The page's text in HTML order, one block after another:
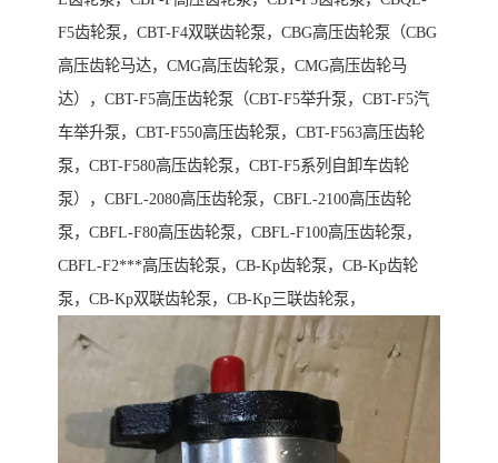
F5齿轮泵，CBT-F4双联齿轮泵，CBG高压齿轮泵（CBG
高压齿轮马达，CMG高压齿轮泵，CMG高压齿轮马
达），CBT-F5高压齿轮泵（CBT-F5举升泵，CBT-F5汽
车举升泵，CBT-F550高压齿轮泵，CBT-F563高压齿轮
泵，CBT-F580高压齿轮泵，CBT-F5系列自卸车齿轮
泵），CBFL-2080高压齿轮泵，CBFL-2100高压齿轮
泵，CBFL-F80高压齿轮泵，CBFL-F100高压齿轮泵，
CBFL-F2***高压齿轮泵，CB-Kp齿轮泵，CB-Kp齿轮
泵，CB-Kp双联齿轮泵，CB-Kp三联齿轮泵，